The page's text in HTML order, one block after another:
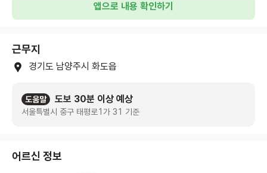
앱으로 내용 확인하기
근무지
경기도 남양주시 화도읍
도움말 도보 30분 이상 예상
서울특별시 중구 태평로1가 31 기준
어르신 정보